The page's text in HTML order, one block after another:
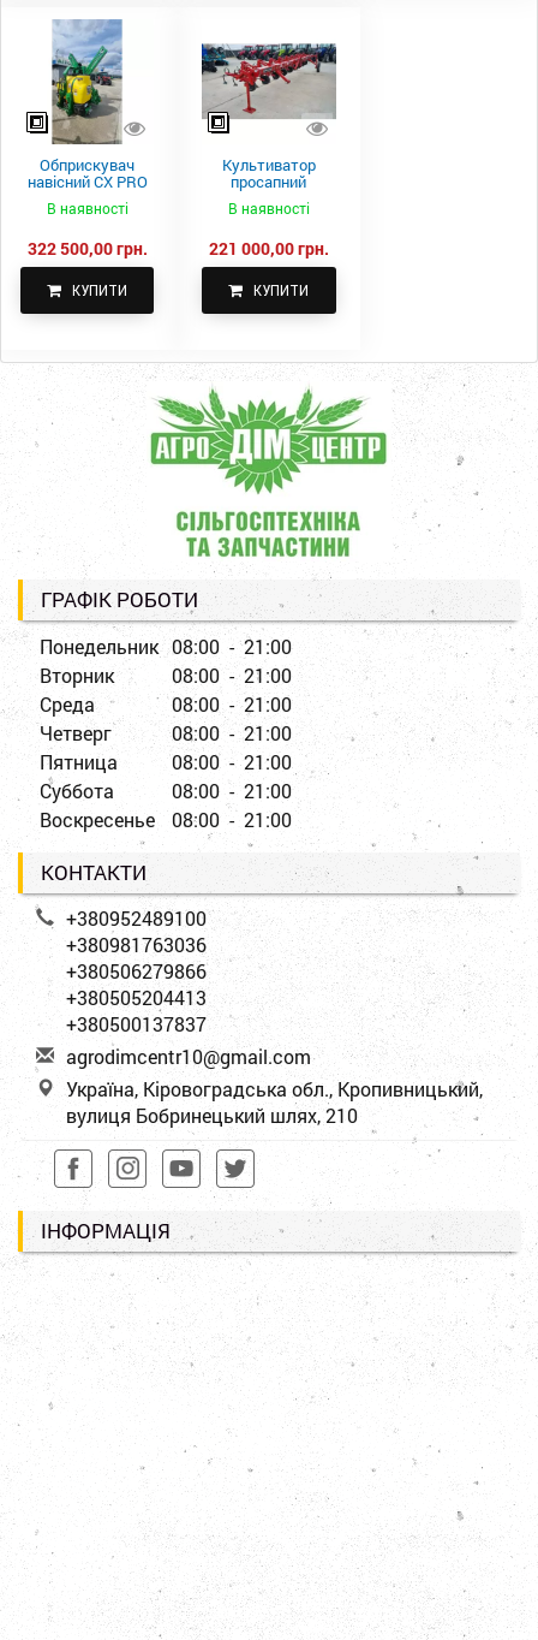
Обприскувач
навісний CX PRO
В наявності
322 500,00 грн.
КУПИТИ
Культиватор
просапний
КПН-5,6-05
В наявності
221 000,00 грн.
КУПИТИ
ГРАФІК РОБОТИ
Понедельник 08:00 - 21:00
Вторник
08:00 - 21:00
Среда
08:00 - 21:00
Четверг
08:00 - 21:00
Пятница
08:00 - 21:00
Суббота
08:00 - 21:00
Воскресенье
08:00 - 21:00
КОНТАКТИ
+380952489100
+380981763036
+380506279866
+380505204413
+380500137837
agrodimcentr10@gmail.com
Україна, Кіровоградська обл., Кропивницький,
вулиця Бобринецький шлях, 210
ІНФОРМАЦІЯ